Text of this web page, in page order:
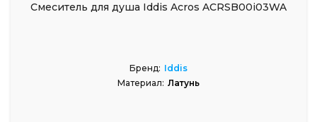
Смеситель для душа Iddis Acros ACRSB00i03WA
Бренд: Iddis
Материал: Латунь